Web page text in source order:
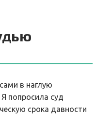
в наглую
попросила суд
срока давности